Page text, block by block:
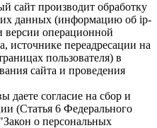
сайт производит обработку
данных (информацию об ip-
версии операционной
источнике переадресации на
пользователя) в
сайта и проведения
даете согласие на сбор и
(Статья 6 Федерального
о персональных